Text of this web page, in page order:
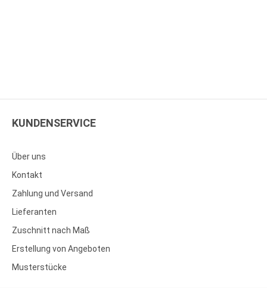
KUNDENSERVICE
Über uns
Kontakt
Zahlung und Versand
Lieferanten
Zuschnitt nach Maß
Erstellung von Angeboten
Musterstücke